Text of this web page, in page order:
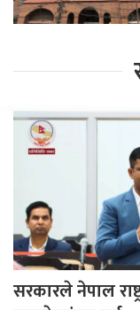
सरकारले नेपाल